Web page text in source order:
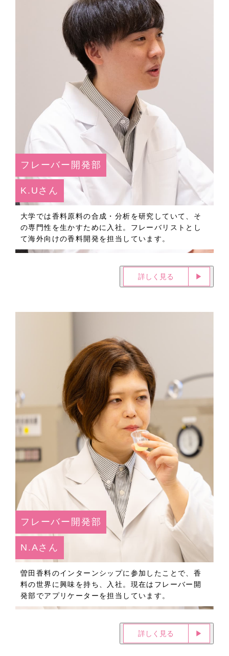
フレーバー開発部
K.Uさん
大学では香料原料の合成・分析を研究していて、そ
の専門性を生かすために入社。フレーバリストとし
て海外向けの香料開発を担当しています。
詳しく見る ▶︎
フレーバー開発部
N.Aさん
曽田香料のインターンシップに参加したことで、香
料の世界に興味を持ち、入社。現在はフレーバー開
発部でアプリケーターを担当しています。
詳しく見る ▶︎